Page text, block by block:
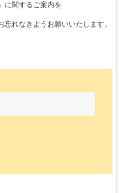
に関するご案内を
れなきようお願いいたします。